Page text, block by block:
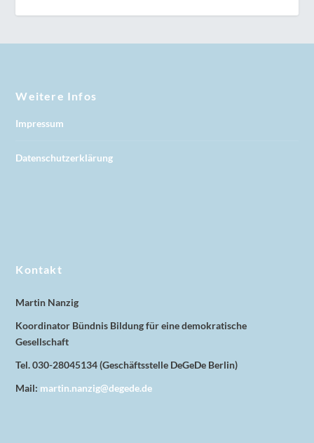
Weitere Infos
Impressum
Datenschutzerklärung
Kontakt
Martin Nanzig
Koordinator Bündnis Bildung für eine demokratische
Gesellschaft
Tel. 030-28045134 (Geschäftsstelle DeGeDe Berlin)
Mail: martin.nanzig@degede.de